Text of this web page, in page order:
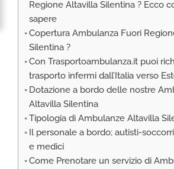
Regione Altavilla Silentina ? Ecco
sapere
Copertura Ambulanza Fuori
Silentina ?
Con Trasportoambulanza.it puoi
trasporto infermi dall’Italia verso
Dotazione a bordo delle nostre
Altavilla Silentina
Tipologia di Ambulanze Altavilla
Il personale a bordo; autisti-
e medici
Come Prenotare un servizio di